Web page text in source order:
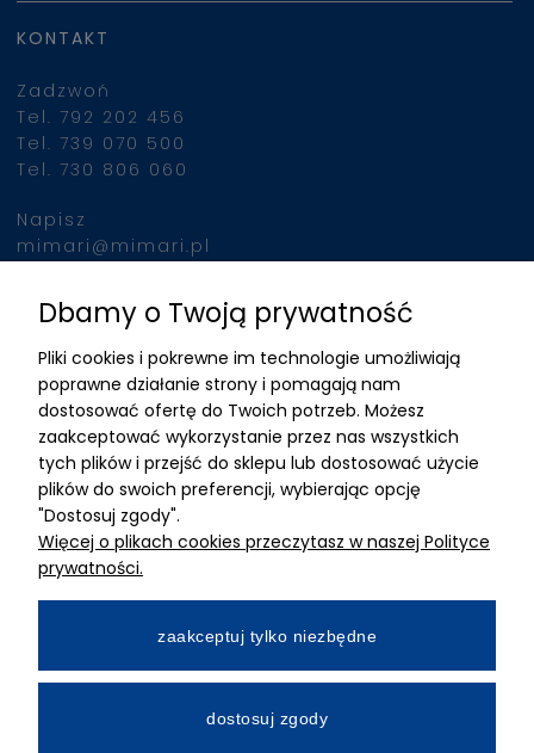
KONTAKT
Zadzwoń
Tel. 792 202 456
Tel. 739 070 500
Tel. 730 806 060
Napisz
mimari@mimari.pl
Znajdziesz nas
ADRES
MIMARI sp z o.o.
ul. Kurkowa 12
50-210 Wrocław
Dane rejestracyjne
NIP:8982325327
Wpłacony w całości
Numer konta bankowego
Dbamy o Twoją prywatność
Pliki cookies i pokrewne im technologie umożliwiają
poprawne działanie strony i pomagają nam
dostosować ofertę do Twoich potrzeb. Możesz
zaakceptować wykorzystanie przez nas wszystkich
tych plików i przejść do sklepu lub dostosować użycie
plików do swoich preferencji, wybierając opcję
"Dostosuj zgody".
Więcej o plikach cookies przeczytasz w naszej Polityce
prywatności.
zaakceptuj tylko niezbędne
dostosuj zgody